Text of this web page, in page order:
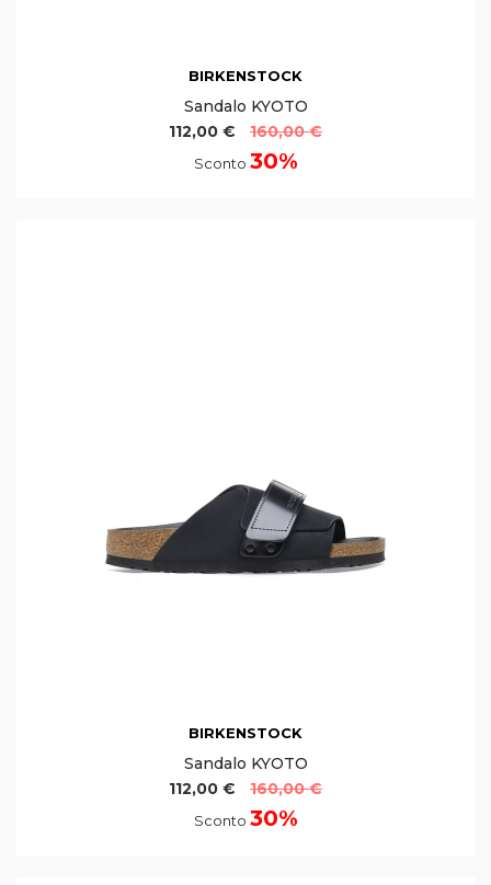
BIRKENSTOCK
Sandalo KYOTO
112,00 €
160,00 €
Sconto 30%
BIRKENSTOCK
Sandalo KYOTO
112,00 €
160,00 €
Sconto 30%